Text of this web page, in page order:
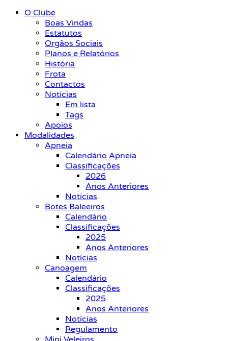
O Clube
Boas Vindas
Estatutos
Orgãos Sociais
Planos e Relatórios
História
Frota
Contactos
Notícias
Em lista
Tags
Apoios
Modalidades
Apneia
Calendário Apneia
Classificações
2026
Anos Anteriores
Notícias
Botes Baleeiros
Calendário
Classificações
2025
Anos Anteriores
Notícias
Canoagem
Calendário
Classificações
2025
Anos Anteriores
Notícias
Regulamento